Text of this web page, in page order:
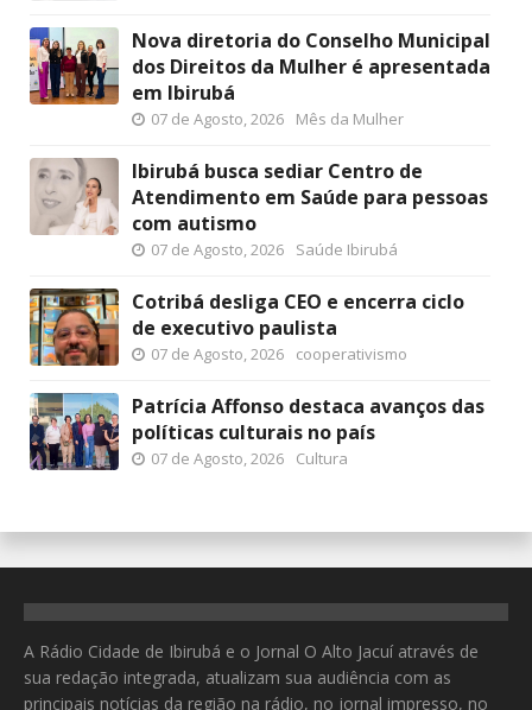
Nova diretoria do Conselho Municipal
dos Direitos da Mulher é apresentada
em Ibirubá
07 de Agosto, 2026 Mês da Mulher
Ibirubá busca sediar Centro de
Atendimento em Saúde para pessoas
com autismo
07 de Agosto, 2026 Saúde Ibirubá
Cotribá desliga CEO e encerra ciclo
de executivo paulista
07 de Agosto, 2026 cooperativismo
Patrícia Affonso destaca avanços das
políticas culturais no país
07 de Agosto, 2026 Cultura
A Rádio Cidade de Ibirubá e o Jornal O Alto Jacuí através de
sua redação integrada, atualizam sua audiência com as
principais notícias da região na rádio, no jornal impresso, no